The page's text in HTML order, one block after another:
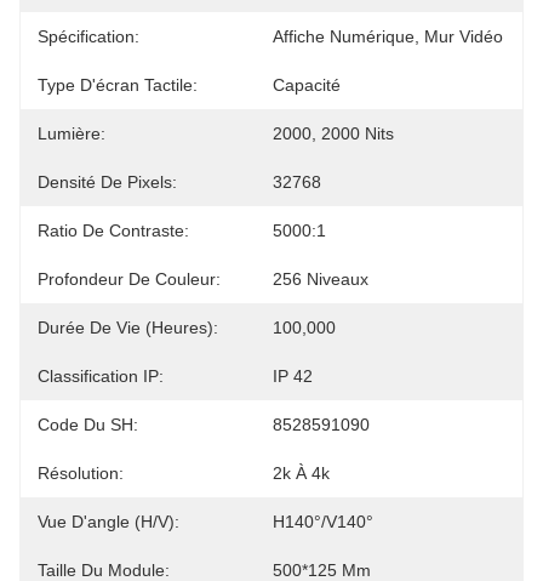
Spécification: Affiche Numérique, Mur Vidéo
Type D'écran Tactile: Capacité
Lumière: 2000, 2000 Nits
Densité De Pixels: 32768
Ratio De Contraste: 5000:1
Profondeur De Couleur: 256 Niveaux
Durée De Vie (heures): 100,000
Classification IP: IP 42
Code Du SH: 8528591090
Résolution: 2k À 4k
Vue D'angle (H/V): H140°/V140°
Taille Du Module: 500*125 Mm